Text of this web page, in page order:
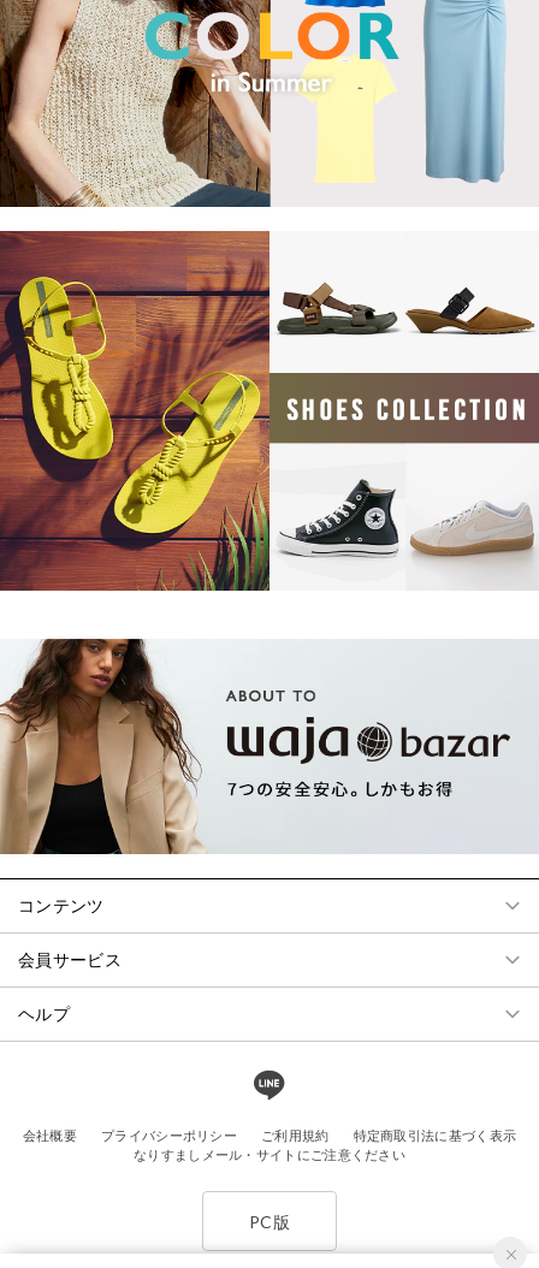
コンテンツ
会員サービス
ヘルプ
会社概要 プライバシーポリシー ご利用規約
特定商取引法に基づく表示
なりすましメール・サイトにご注意ください
PC版